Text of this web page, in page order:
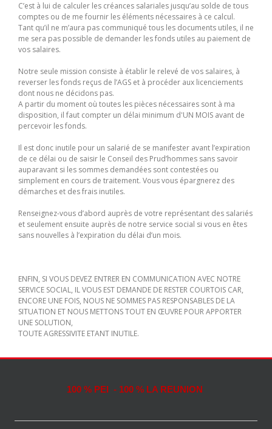
C’est à lui de calculer les créances salariales jusqu’au solde de tous
comptes ou de me fournir les éléments nécessaires à ce calcul.
Tant qu’il ne m’aura pas communiqué tous les documents utiles, il ne
me sera pas possible de demander les fonds utiles au paiement de
vos salaires.
Notre seule mission consiste à établir le relevé de vos salaires, à
reverser les fonds reçus de l’AGS et à procéder aux licenciements
dont nous ne décidons pas.
A partir du moment où toutes les pièces nécessaires sont à ma
disposition, il faut compter un délai minimum d'UN MOIS avant de
percevoir les fonds.
Il est donc inutile pour un salarié de se manifester avant l’expiration
de ce délai ou de saisir le Conseil des Prud’hommes sans savoir
auparavant si les sommes demandées sont contestées ou
simplement en cours de traitement. Vous vous épargnerez des
démarches et des frais inutiles.
Renseignez-vous d’abord auprès de votre représentant des salariés
et seulement ensuite auprès de notre service social si vous en êtes
sans nouvelles à l’expiration du délai d’un mois.
ENFIN, SI VOUS DEVEZ ENTRER EN COMMUNICATION AVEC NOTRE
SERVICE SOCIAL, IL VOUS EST DEMANDE DE RESTER COURTOIS CAR,
ENCORE UNE FOIS, NOUS NE SOMMES PAS RESPONSABLES DE LA
SITUATION ET NOUS METTONS TOUT EN ŒUVRE POUR APPORTER
UNE SOLUTION,
TOUTE AGRESSIVITE ETANT INUTILE.
100 % PEI - 100 % LA REUNION